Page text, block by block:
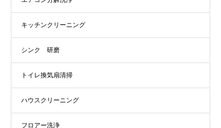
キッチンクリーニング
シンク 研磨
トイレ換気扇清掃
ハウスクリーニング
フロアー洗浄